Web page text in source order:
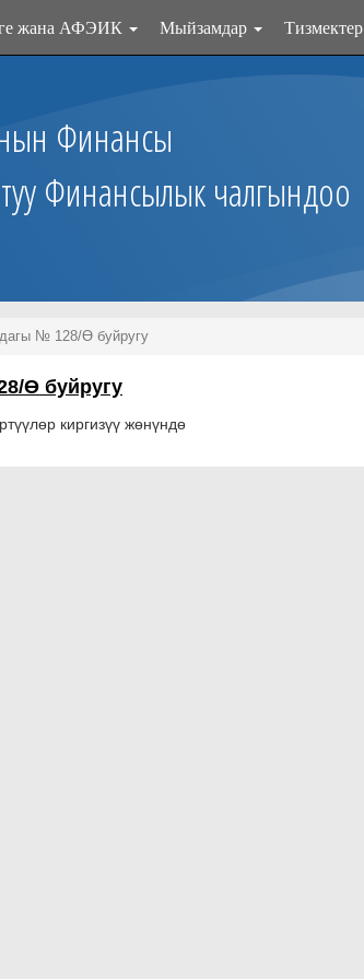
жана АФЭИК Мыйзамдар Тизмектер
Финансы
Финансылык чалгындоо
№ 128/Ө буйругу
Ө буйругу
киргизүү жөнүндө